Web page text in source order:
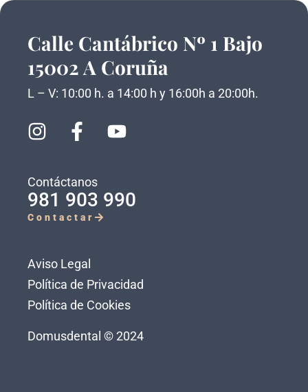
Calle Cantábrico Nº 1 Bajo
15002 A Coruña
L – V: 10:00 h. a 14:00 h y 16:00h a 20:00h.
Contáctanos
981 903 990
Contactar
Aviso Legal
Política de Privacidad
Política de Cookies
Domusdental © 2024